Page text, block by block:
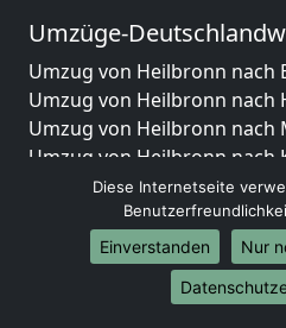
Umzüge-
Umzug von Heilbronn nach
Umzug von Heilbronn nach
Umzug von Heilbronn nach
Umzug von Heilbronn nach
Umzug von Heilbronn nach
Umzug von Heilbronn
Umzug von Heilbronn
Umzug von Heilbronn nach
Umzug von Heilbronn nach
Diese Internetseite
Einverstanden
Nur